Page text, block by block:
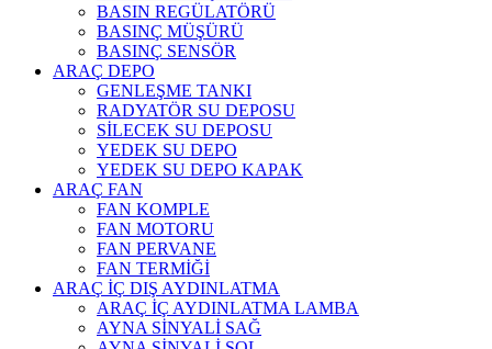
BASIN REGÜLATÖRÜ
BASINÇ MÜŞÜRÜ
BASINÇ SENSÖR
ARAÇ DEPO
GENLEŞME TANKI
RADYATÖR SU DEPOSU
SİLECEK SU DEPOSU
YEDEK SU DEPO
YEDEK SU DEPO KAPAK
ARAÇ FAN
FAN KOMPLE
FAN MOTORU
FAN PERVANE
FAN TERMİĞİ
ARAÇ İÇ DIŞ AYDINLATMA
ARAÇ İÇ AYDINLATMA LAMBA
AYNA SİNYALİ SAĞ